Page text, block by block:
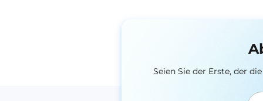
Seien Sie der Erste, der